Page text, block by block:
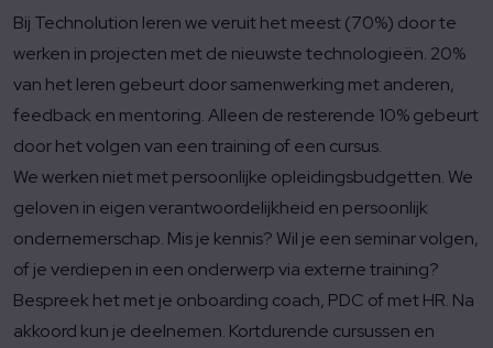
Bij Technolution leren we veruit het meest (70%) door te
werken in projecten met de nieuwste technologieën. 20%
van het leren gebeurt door samenwerking met anderen,
feedback en mentoring. Alleen de resterende 10% gebeurt
door het volgen van een training of een cursus.
We werken niet met persoonlijke opleidingsbudgetten. We
geloven in eigen verantwoordelijkheid en persoonlijk
ondernemerschap. Mis je kennis? Wil je een seminar volgen,
of je verdiepen in een onderwerp via externe training?
Bespreek het met je onboarding coach, PDC of met HR. Na
akkoord kun je deelnemen. Kortdurende cursussen en